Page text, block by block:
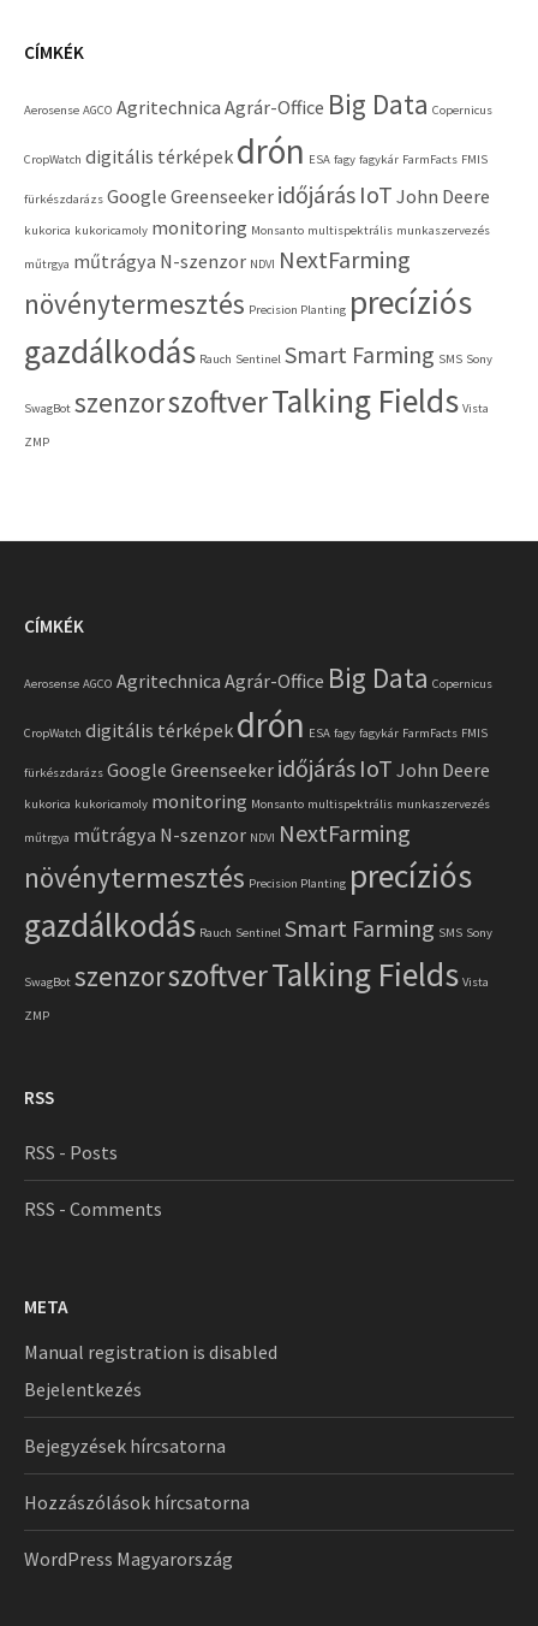
CÍMKÉK
Aerosense AGCO Agritechnica Agrár-Office Big Data Copernicus
CropWatch digitális térképek drón ESA fagy fagykár FarmFacts FMIS
fürkészdarázs Google Greenseeker időjárás IoT John Deere
kukorica kukoricamoly monitoring Monsanto multispektrális munkaszervezés
műtrgya műtrágya N-szenzor NDVI NextFarming
növénytermesztés Precision Planting precíziós
gazdálkodás Rauch Sentinel Smart Farming SMS Sony
SwagBot szenzorszoftverTalking Fields Vista
ZMP
CÍMKÉK
Aerosense AGCO Agritechnica Agrár-Office Big Data Copernicus
CropWatch digitális térképek drón ESA fagy fagykár FarmFacts FMIS
fürkészdarázs Google Greenseeker időjárás IoT John Deere
kukorica kukoricamoly monitoring Monsanto multispektrális munkaszervezés
műtrgya műtrágya N-szenzor NDVI NextFarming
növénytermesztés Precision Planting precíziós
gazdálkodás Rauch Sentinel Smart Farming SMS Sony
SwagBot szenzorszoftverTalking Fields Vista
ZMP
RSS
RSS - Posts
RSS - Comments
META
Manual registration is disabled
Bejelentkezés
Bejegyzések hírcsatorna
Hozzászólások hírcsatorna
WordPress Magyarország